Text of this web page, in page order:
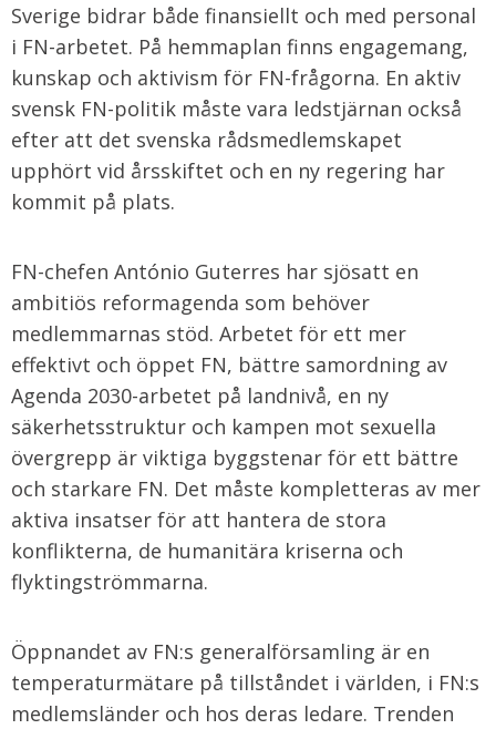
Sverige bidrar både finansiellt och med personal
i FN-arbetet. På hemmaplan finns engagemang,
kunskap och aktivism för FN-frågorna. En aktiv
svensk FN-politik måste vara ledstjärnan också
efter att det svenska rådsmedlemskapet
upphört vid årsskiftet och en ny regering har
kommit på plats.
FN-chefen António Guterres har sjösatt en
ambitiös reformagenda som behöver
medlemmarnas stöd. Arbetet för ett mer
effektivt och öppet FN, bättre samordning av
Agenda 2030-arbetet på landnivå, en ny
säkerhetsstruktur och kampen mot sexuella
övergrepp är viktiga byggstenar för ett bättre
och starkare FN. Det måste kompletteras av mer
aktiva insatser för att hantera de stora
konflikterna, de humanitära kriserna och
flyktingströmmarna.
Öppnandet av FN:s generalförsamling är en
temperaturmätare på tillståndet i världen, i FN:s
medlemsländer och hos deras ledare. Trenden